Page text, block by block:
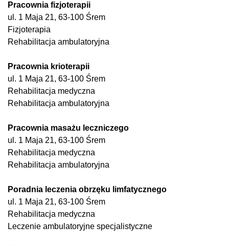
Pracownia fizjoterapii
ul. 1 Maja 21, 63-100 Śrem
Fizjoterapia
Rehabilitacja ambulatoryjna
Pracownia krioterapii
ul. 1 Maja 21, 63-100 Śrem
Rehabilitacja medyczna
Rehabilitacja ambulatoryjna
Pracownia masażu leczniczego
ul. 1 Maja 21, 63-100 Śrem
Rehabilitacja medyczna
Rehabilitacja ambulatoryjna
Poradnia leczenia obrzęku limfatycznego
ul. 1 Maja 21, 63-100 Śrem
Rehabilitacja medyczna
Leczenie ambulatoryjne specjalistyczne